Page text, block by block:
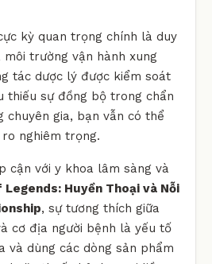
kỳ quan trọng chính là duy
trường vận hành xung
tác dược lý được kiểm soát
thiếu sự đồng bộ trong chẩn
chuyên gia, bạn vẫn có thể
nghiêm trọng.
cận với y khoa lâm sàng và
Legends: Huyền Thoại và Nỗi
, sự tương thích giữa
cơ địa người bệnh là yếu tố
và dùng các dòng sản phẩm